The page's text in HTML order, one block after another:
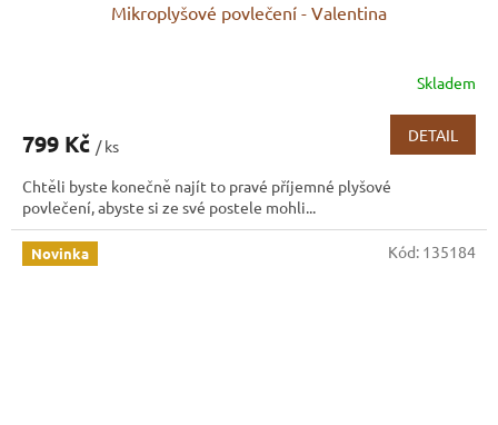
Mikroplyšové povlečení - Valentina
Skladem
799 Kč / ks
DETAIL
Chtěli byste konečně najít to pravé příjemné plyšové
povlečení, abyste si ze své postele mohli...
Novinka Kód: 135184